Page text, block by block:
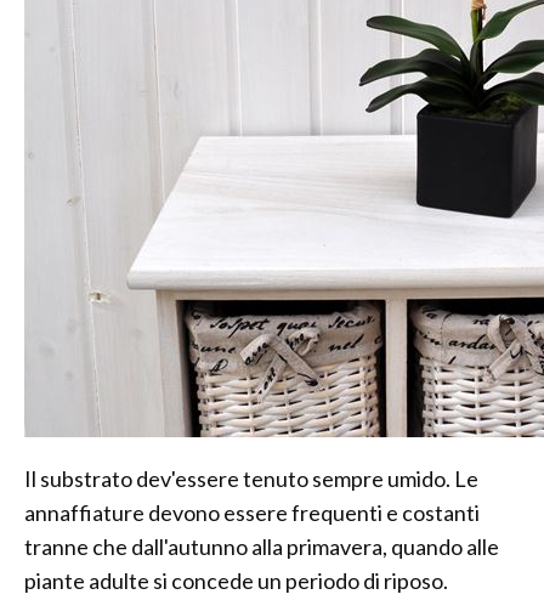
Il substrato dev'essere tenuto sempre umido. Le
annaffiature devono essere frequenti e costanti
tranne che dall'autunno alla primavera, quando alle
piante adulte si concede un periodo di riposo.